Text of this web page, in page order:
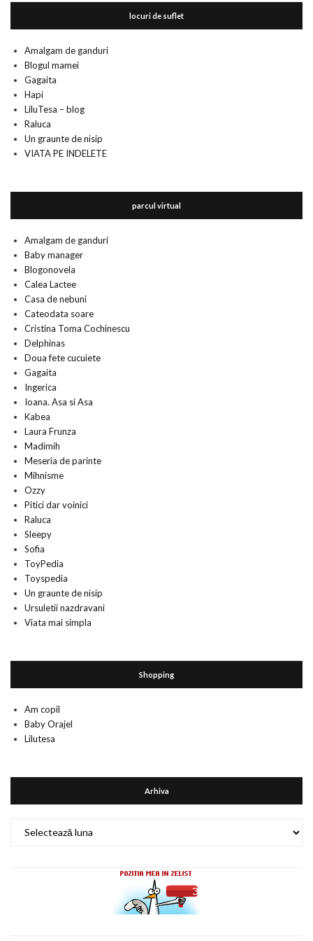
locuri de suflet
Amalgam de ganduri
Blogul mamei
Gagaita
Hapi
LiluTesa – blog
Raluca
Un graunte de nisip
VIATA PE INDELETE
parcul virtual
Amalgam de ganduri
Baby manager
Blogonovela
Calea Lactee
Casa de nebuni
Cateodata soare
Cristina Toma Cochinescu
Delphinas
Doua fete cucuiete
Gagaita
Ingerica
Ioana. Asa si Asa
Kabea
Laura Frunza
Madimih
Meseria de parinte
Mihnisme
Ozzy
Pitici dar voinici
Raluca
Sleepy
Sofia
ToyPedia
Toyspedia
Un graunte de nisip
Ursuletii nazdravani
Viata mai simpla
Shopping
Am copil
Baby Orajel
Lilutesa
Arhiva